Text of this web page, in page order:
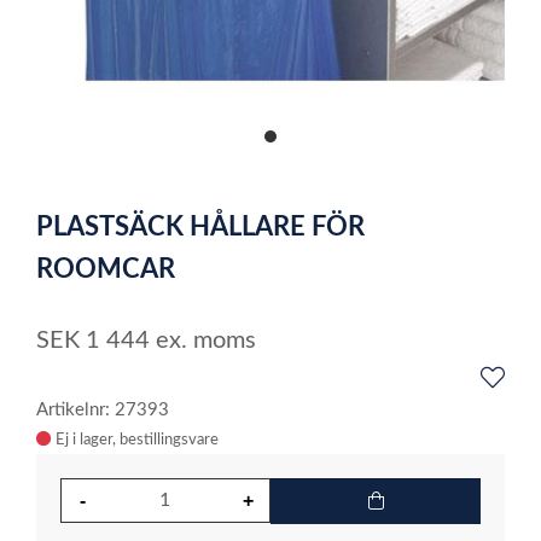
item
of
1
PLASTSÄCK HÅLLARE FÖR
ROOMCAR
SEK 1 444 ex. moms
Artikelnr: 27393
Ej i lager